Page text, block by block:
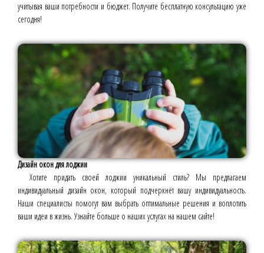
учитывая ваши потребности и бюджет. Получите бесплатную консультацию уже
сегодня!
Дизайн окон для лоджии
Хотите придать своей лоджии уникальный стиль? Мы предлагаем
индивидуальный дизайн окон, который подчеркнёт вашу индивидуальность.
Наши специалисты помогут вам выбрать оптимальные решения и воплотить
ваши идеи в жизнь. Узнайте больше о наших услугах на нашем сайте!